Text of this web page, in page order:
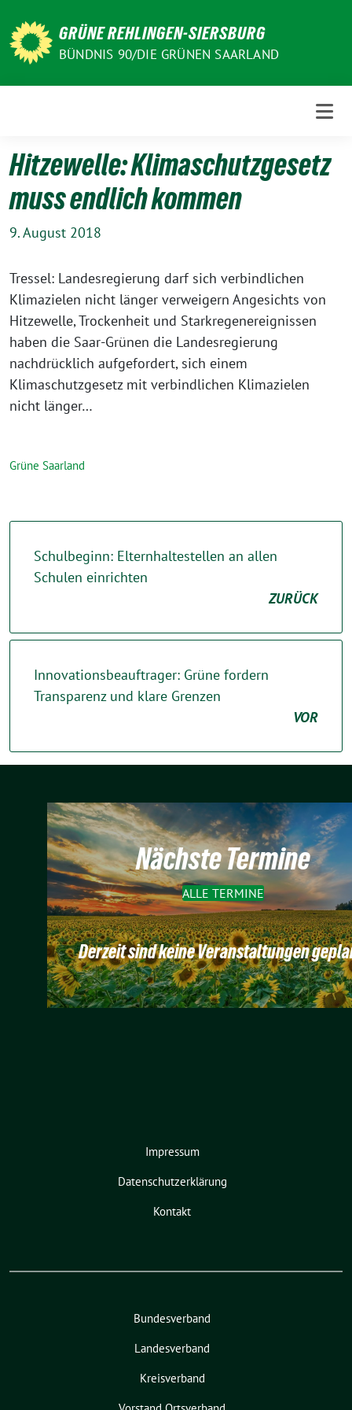
zum
Inhalt
GRÜNE REHLINGEN-SIERSBURG
BÜNDNIS 90/DIE GRÜNEN SAARLAND
Hitzewelle: Klimaschutzgesetz
muss endlich kommen
9. August 2018
Tressel: Landesregierung darf sich verbindlichen
Klimazielen nicht länger verweigern Angesichts von
Hitzewelle, Trockenheit und Starkregenereignissen
haben die Saar-Grünen die Landesregierung
nachdrücklich aufgefordert, sich einem
Klimaschutzgesetz mit verbindlichen Klimazielen
nicht länger…
Grüne Saarland
Schulbeginn: Elternhaltestellen an allen
Schulen einrichten
ZURÜCK
Innovationsbeauftrager: Grüne fordern
Transparenz und klare Grenzen
VOR
Nächste Termine
ALLE TERMINE
Derzeit sind keine Veranstaltungen
Impressum
Datenschutzerklärung
Kontakt
Bundesverband
Landesverband
Kreisverband